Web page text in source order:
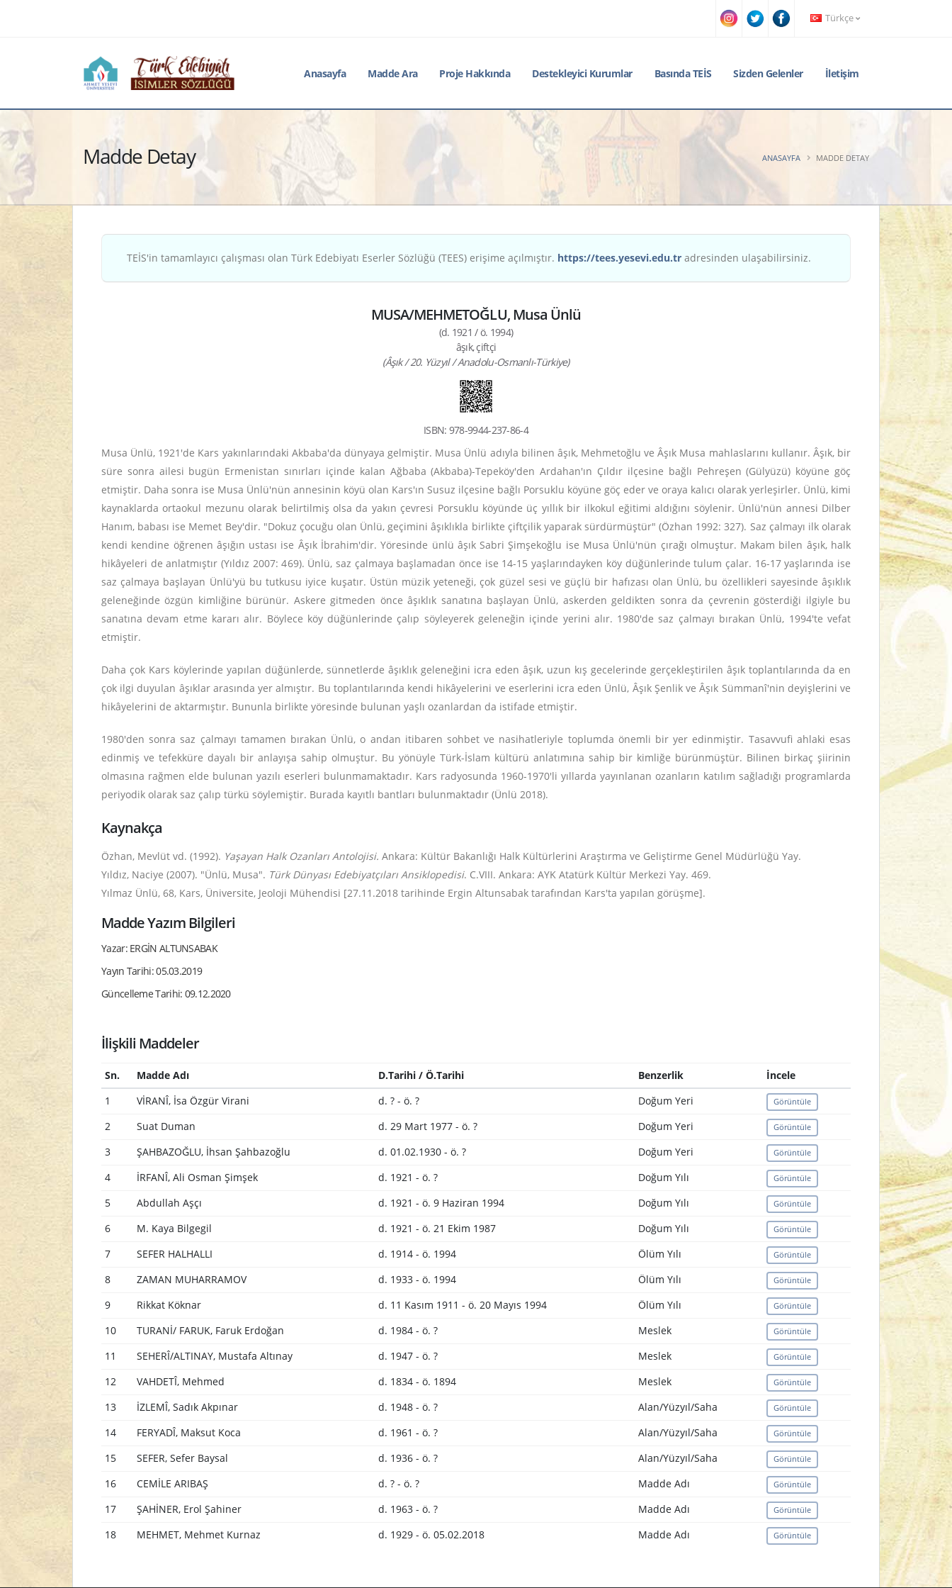
Türkçe
Anasayfa Madde Ara Proje Hakkında Destekleyici Kurumlar Basında TEİS Sizden Gelenler İletişim
Madde Detay ANASAYFA MADDE DETAY
TEİS'in tamamlayıcı çalışması olan Türk Edebiyatı Eserler Sözlüğü (TEES) erişime açılmıştır. https://tees.yesevi.edu.tr adresinden ulaşabilirsiniz.
MUSA/MEHMETOĞLU, Musa Ünlü
(d. 1921 / ö. 1994)
âşık, çiftçi
(Âşık / 20. Yüzyıl / Anadolu-Osmanlı-Türkiye)
ISBN: 978-9944-237-86-4
Musa Ünlü, 1921'de Kars yakınlarındaki Akbaba'da dünyaya gelmiştir. Musa Ünlü adıyla bilinen âşık, Mehmetoğlu ve Âşık Musa mahlaslarını kullanır. Âşık, bir
süre sonra ailesi bugün Ermenistan sınırları içinde kalan Ağbaba (Akbaba)-Tepeköy'den Ardahan'ın Çıldır ilçesine bağlı Pehreşen (Gülyüzü) köyüne göç
etmiştir. Daha sonra ise Musa Ünlü'nün annesinin köyü olan Kars'ın Susuz ilçesine bağlı Porsuklu köyüne göç eder ve oraya kalıcı olarak yerleşirler. Ünlü, kimi
kaynaklarda ortaokul mezunu olarak belirtilmiş olsa da yakın çevresi Porsuklu köyünde üç yıllık bir ilkokul eğitimi aldığını söylenir. Ünlü'nün annesi Dilber
Hanım, babası ise Memet Bey'dir. "Dokuz çocuğu olan Ünlü, geçimini âşıklıkla birlikte çiftçilik yaparak sürdürmüştür" (Özhan 1992: 327). Saz çalmayı ilk olarak
kendi kendine öğrenen âşığın ustası ise Âşık İbrahim'dir. Yöresinde ünlü âşık Sabri Şimşekoğlu ise Musa Ünlü'nün çırağı olmuştur. Makam bilen âşık, halk
hikâyeleri de anlatmıştır (Yıldız 2007: 469). Ünlü, saz çalmaya başlamadan önce ise 14-15 yaşlarındayken köy düğünlerinde tulum çalar. 16-17 yaşlarında ise
saz çalmaya başlayan Ünlü'yü bu tutkusu iyice kuşatır. Üstün müzik yeteneği, çok güzel sesi ve güçlü bir hafızası olan Ünlü, bu özellikleri sayesinde âşıklık
geleneğinde özgün kimliğine bürünür. Askere gitmeden önce âşıklık sanatına başlayan Ünlü, askerden geldikten sonra da çevrenin gösterdiği ilgiyle bu
sanatına devam etme kararı alır. Böylece köy düğünlerinde çalıp söyleyerek geleneğin içinde yerini alır. 1980'de saz çalmayı bırakan Ünlü, 1994'te vefat
etmiştir.
Daha çok Kars köylerinde yapılan düğünlerde, sünnetlerde âşıklık geleneğini icra eden âşık, uzun kış gecelerinde gerçekleştirilen âşık toplantılarında da en
çok ilgi duyulan âşıklar arasında yer almıştır. Bu toplantılarında kendi hikâyelerini ve eserlerini icra eden Ünlü, Âşık Şenlik ve Âşık Sümmanî'nin deyişlerini ve
hikâyelerini de aktarmıştır. Bununla birlikte yöresinde bulunan yaşlı ozanlardan da istifade etmiştir.
1980'den sonra saz çalmayı tamamen bırakan Ünlü, o andan itibaren sohbet ve nasihatleriyle toplumda önemli bir yer edinmiştir. Tasavvufi ahlaki esas
edinmiş ve tefekküre dayalı bir anlayışa sahip olmuştur. Bu yönüyle Türk-İslam kültürü anlatımına sahip bir kimliğe bürünmüştür. Bilinen birkaç şiirinin
olmasına rağmen elde bulunan yazılı eserleri bulunmamaktadır. Kars radyosunda 1960-1970'li yıllarda yayınlanan ozanların katılım sağladığı programlarda
periyodik olarak saz çalıp türkü söylemiştir. Burada kayıtlı bantları bulunmaktadır (Ünlü 2018).
Kaynakça
Özhan, Mevlüt vd. (1992). Yaşayan Halk Ozanları Antolojisi. Ankara: Kültür Bakanlığı Halk Kültürlerini Araştırma ve Geliştirme Genel Müdürlüğü Yay.
Yıldız, Naciye (2007). "Ünlü, Musa". Türk Dünyası Edebiyatçıları Ansiklopedisi. C.VIII. Ankara: AYK Atatürk Kültür Merkezi Yay. 469.
Yılmaz Ünlü, 68, Kars, Üniversite, Jeoloji Mühendisi [27.11.2018 tarihinde Ergin Altunsabak tarafından Kars'ta yapılan görüşme].
Madde Yazım Bilgileri
Yazar: ERGİN ALTUNSABAK
Yayın Tarihi: 05.03.2019
Güncelleme Tarihi: 09.12.2020
İlişkili Maddeler
Sn. Madde Adı D.Tarihi / Ö.Tarihi Benzerlik
İncele
1
VİRANÎ, İsa Özgür Virani d. ? - ö. ? Doğum Yeri Görüntüle
2 Suat Duman d. 29 Mart 1977 - ö. ? Doğum Yeri Görüntüle
3 ŞAHBAZOĞLU, İhsan Şahbazoğlu d. 01.02.1930 - ö. ? Doğum Yeri Görüntüle
4 İRFANÎ, Ali Osman Şimşek d. 1921 - ö. ? Doğum Yılı Görüntüle
5 Abdullah Aşçı d. 1921 - ö. 9 Haziran 1994 Doğum Yılı Görüntüle
6 M. Kaya Bilgegil d. 1921 - ö. 21 Ekim 1987 Doğum Yılı Görüntüle
7 SEFER HALHALLI d. 1914 - ö. 1994 Ölüm Yılı Görüntüle
8 ZAMAN MUHARRAMOV d. 1933 - ö. 1994 Ölüm Yılı Görüntüle
9 Rikkat Köknar d. 11 Kasım 1911 - ö. 20 Mayıs 1994 Ölüm Yılı Görüntüle
10 TURANİ/ FARUK, Faruk Erdoğan d. 1984 - ö. ? Meslek Görüntüle
11 SEHERÎ/ALTINAY, Mustafa Altınay d. 1947 - ö. ? Meslek Görüntüle
12 VAHDETÎ, Mehmed d. 1834 - ö. 1894 Meslek Görüntüle
13 İZLEMÎ, Sadık Akpınar d. 1948 - ö. ? Alan/Yüzyıl/Saha Görüntüle
14 FERYADÎ, Maksut Koca d. 1961 - ö. ? Alan/Yüzyıl/Saha Görüntüle
15 SEFER, Sefer Baysal d. 1936 - ö. ? Alan/Yüzyıl/Saha Görüntüle
16 CEMİLE ARIBAŞ d. ? - ö. ? Madde Adı Görüntüle
17 ŞAHİNER, Erol Şahiner d. 1963 - ö. ? Madde Adı Görüntüle
18 MEHMET, Mehmet Kurnaz d. 1929 - ö. 05.02.2018 Madde Adı Görüntüle